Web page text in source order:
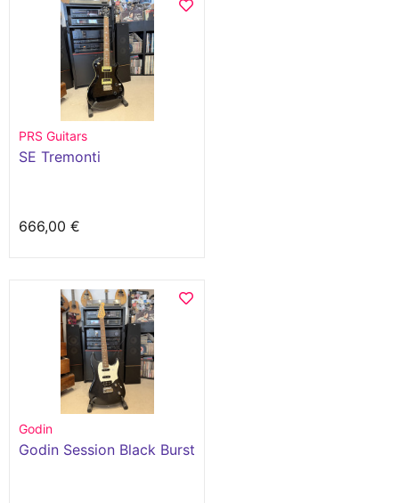
PRS Guitars
SE Tremonti
666,00 €
Godin
Godin Session Black Burst